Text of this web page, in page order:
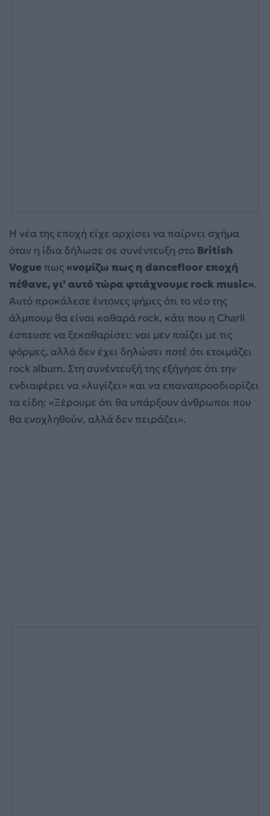
Η νέα της εποχή είχε αρχίσει να παίρνει σχήμα
όταν η ίδια δήλωσε σε συνέντευξη στο British
Vogue πως«νομίζω πως η dancefloor εποχή
πέθανε, γι’ αυτό τώρα φτιάχνουμε rock music».
Αυτό προκάλεσε έντονες φήμες ότι το νέο της
άλμπουμ θα είναι καθαρά rock, κάτι που η Charli
έσπευσε να ξεκαθαρίσει: ναι μεν παίζει με τις
φόρμες, αλλά δεν έχει δηλώσει ποτέ ότι ετοιμάζει
rock album. Στη συνέντευξή της εξήγησε ότι την
ενδιαφέρει να «λυγίζει» και να επαναπροσδιορίζει
τα είδη: «Ξέρουμε ότι θα υπάρξουν άνθρωποι που
θα ενοχληθούν, αλλά δεν πειράζει».